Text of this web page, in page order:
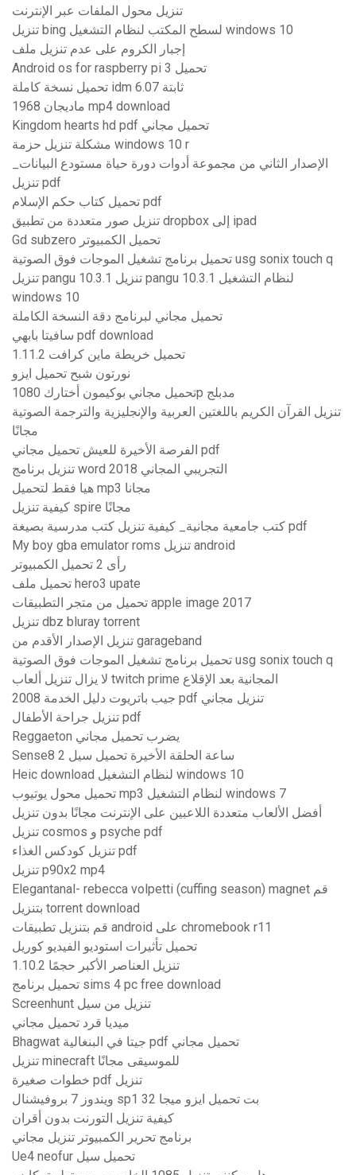
تنزيل محول الملفات عبر الإنترنت
تنزيل bing لسطح المكتب لنظام التشغيل windows 10
إجبار الكروم على عدم تنزيل ملف
Android os for raspberry pi 3 تحميل
تحميل نسخة كاملة idm 6.07 ثابتة
ماديجان 1968 mp4 download
Kingdom hearts hd pdf تحميل مجاني
مشكلة تنزيل حزمة windows 10 r
الإصدار الثاني من مجموعة أدوات دورة حياة مستودع البيانات_
تنزيل pdf
تحميل كتاب حكم الإسلام pdf
تنزيل صور متعددة من تطبيق dropbox إلى ipad
Gd subzero تحميل الكمبيوتر
تحميل برنامج تشغيل الموجات فوق الصوتية usg sonix touch q
تنزيل pangu 10.3.1 تنزيل pangu 10.3.1 لنظام التشغيل
windows 10
تحميل مجاني لبرنامج دقة النسخة الكاملة
سافيتا بابهي pdf download
1.11.2 تحميل خريطة ماين كرافت
نورتون شبح تحميل ايزو
تحميل مجاني بوكيمون أختارك 1080p مدبلج
تنزيل القرآن الكريم باللغتين العربية والإنجليزية والترجمة الصوتية
مجانًا
الفرصة الأخيرة للعيش تحميل مجاني pdf
تنزيل برنامج word التجريبي المجاني 2018
هيا فقط لتحميل mp3 مجانا
كيفية تنزيل spire مجانًا
كتب جامعية مجانية_ كيفية تنزيل كتب مدرسية بصيغة pdf
My boy gba emulator roms تنزيل android
رأى 2 تحميل الكمبيوتر
تحميل ملف hero3 upate
تحميل من متجر التطبيقات apple image 2017
تنزيل dbz bluray torrent
تنزيل الإصدار الأقدم من garageband
تحميل برنامج تشغيل الموجات فوق الصوتية usg sonix touch q
لا يزال تنزيل ألعاب twitch prime المجانية بعد الإقلاع
2008 جيب باتريوت دليل الخدمة pdf تنزيل مجاني
تنزيل جراحة الأطفال pdf
Reggaeton يضرب تحميل مجاني
Sense8 2 ساعة الحلقة الأخيرة تحميل سيل
Heic download لنظام التشغيل windows 10
تحميل محول يوتيوب mp3 لنظام التشغيل windows 7
أفضل الألعاب متعددة اللاعبين على الإنترنت مجانًا بدون تنزيل
تنزيل cosmos و psyche pdf
تنزيل كودكس الغذاء pdf
تنزيل p90x2 mp4
Elegantanal- rebecca volpetti (cuffing season) magnet قم
بتنزيل torrent download
قم بتنزيل تطبيقات android على chromebook r11
تحميل تأثيرات استوديو الفيديو كوريل
تنزيل العناصر الأكبر حجمًا 1.10.2
تحميل برنامج sims 4 pc free download
Screenhunt تنزيل من سيل
ميديا ​​قرد تحميل مجاني
Bhagwat جيتا في البنغالية pdf تحميل مجاني
تنزيل minecraft للموسيقى مجانًا
خطوات صغيرة pdf تنزيل
ويندوز 7 بروفيشنال sp1 32 بت تحميل ايزو ميجا
كيفية تنزيل التورنت بدون أقران
برنامج تحرير الكمبيوتر تنزيل مجاني
Ue4 neofur تحميل سيل